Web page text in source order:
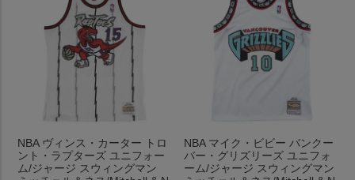
NBA ヴィンス・カーター トロ
ント・ラプターズ ユニフォー
ム/ジャージ スウィングマン
NBA マイク・ビビー バンクー
バー・グリズリーズ ユニフォ
ーム/ジャージ スウィングマン